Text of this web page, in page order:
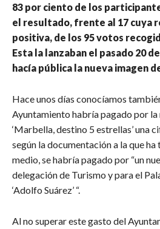
83 por ciento de los
el resultado, frente al 17 cuya
positiva, de los 95 votos
Esta la lanzaban el pasado 20
hacía pública la nueva imagen
Hace unos días conocíamos
Ayuntamiento habría pagado por la
‘Marbella, destino 5 estrellas’ una
según la documentación a la que
medio, se habría pagado por “un
delegación de Turismo y para el
‘Adolfo Suárez’ “.
Al no superar este gasto del